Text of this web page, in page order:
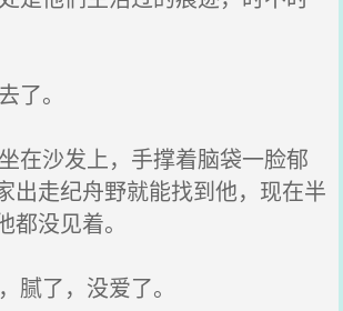
了。
在沙发上，手撑着脑袋一脸郁
出走纪舟野就能找到他，现在半
没见着。
了，没爱了。